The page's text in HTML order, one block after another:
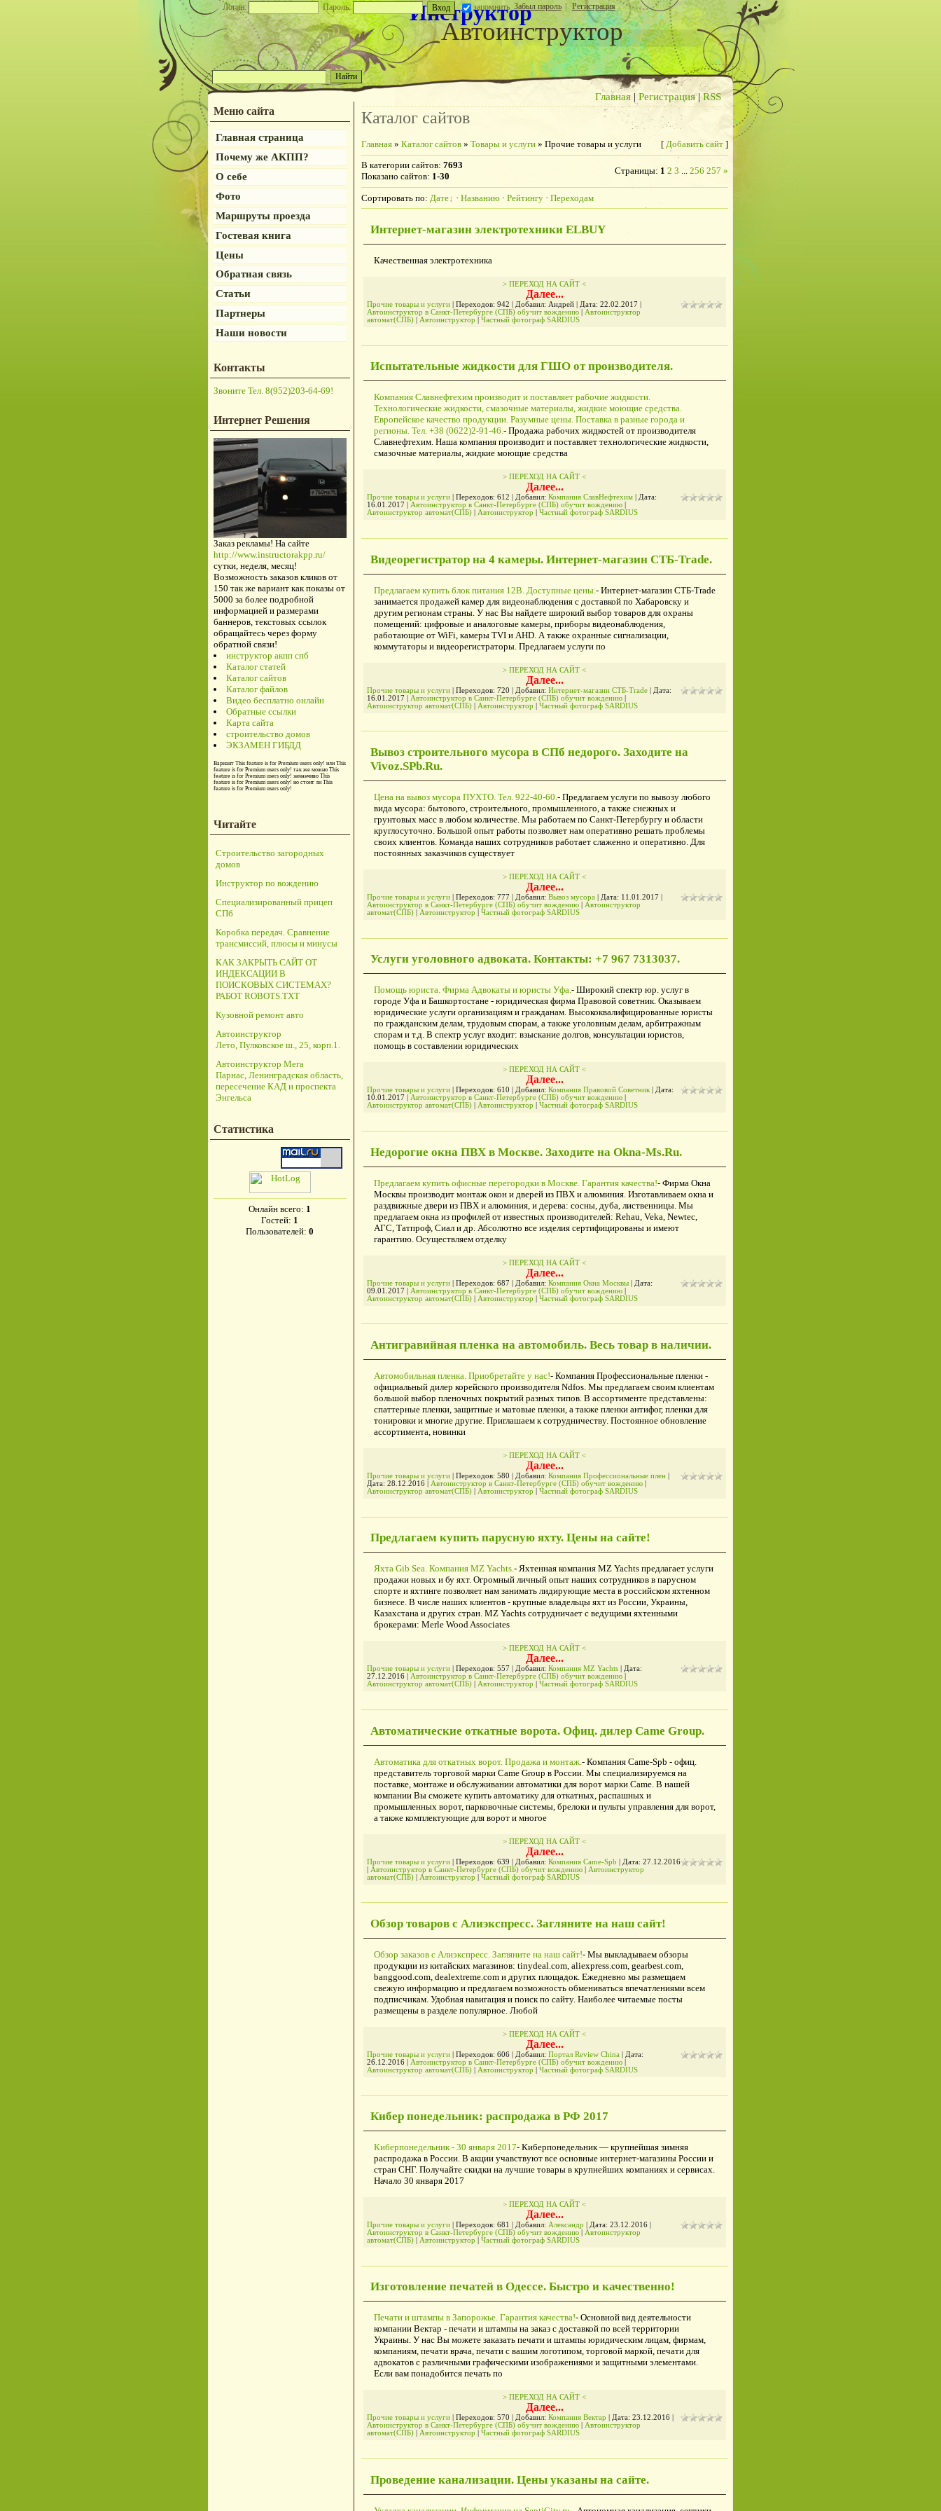
Логин: Пароль: запомнить Забыл пароль | Регистрация
Автоинструктор
Инструктор
Главная| Регистрация|RSS
Меню сайта
Главная страница
Почему же АКПП?
О себе
Фото
Маршруты проезда
Гостевая книга
Цены
Обратная связь
Статьи
Партнеры
Наши новости
Контакты
Звоните Тел. 8(952)203-64-69!
Интернет Решения
Заказ рекламы! На сайте
http://www.instructorakpp.ru/
сутки, неделя, месяц!
Возможность заказов кликов от
150 так же вариант как показы от
5000 за более подробной
информацией и размерами
баннеров, текстовых ссылок
обращайтесь через форму
обратной связи!
инструктор акпп спб
Каталог статей
Каталог сайтов
Каталог файлов
Видео бесплатно онлайн
Обратные ссылки
Карта сайта
строительство домов
ЭКЗАМЕН ГИБДД
Вариант This feature is for Premium users only! или This
feature is for Premium users only! так же можно This
feature is for Premium users only! заманчиво This
feature is for Premium users only! но стоит ли This
feature is for Premium users only!
Читайте
Строительство загородных
домов
Инструктор по вождению
Специализированный прицеп
СПб
Коробка передач. Сравнение
трансмиссий, плюсы и минусы
КАК ЗАКРЫТЬ САЙТ ОТ
ИНДЕКСАЦИИ В
ПОИСКОВЫХ СИСТЕМАХ?
РАБОТ ROBOTS.TXT
Кузовной ремонт авто
Автоинструктор
Лето, Пулковское ш., 25, корп.1.
Автоинструктор Мега
Парнас, Ленинградская область,
пересечение КАД и проспекта
Энгельса
Статистика
Онлайн всего: 1
Гостей: 1
Пользователей: 0
Каталог сайтов
Главная» Каталог сайтов» Товары и услуги» Прочие товары и услуги [ Добавить сайт]
В категории сайтов: 7693
Показано сайтов: 1-30
Страницы: 1 2 3 ... 256 257 »
Сортировать по: Дате · Названию· Рейтингу· Переходам
Интернет-магазин электротехники ELBUY
Качественная электротехника
> ПЕРЕХОД НА САЙТ <
Далее...
Прочие товары и услуги| Переходов: 942 | Добавил: Андрей | Дата: 22.02.2017|
Автоинструктор в Санкт-Петербурге (СПБ) обучит вождению|
Автоинструктор
автомат(СПБ)
Автоинструктор Частный фотограф SARDIUS
Испытательные жидкости для ГШО от производителя.
Компания Славнефтехим производит и поставляет рабочие жидкости.
Технологические жидкости, смазочные материалы, жидкие моющие средства.
Европейское качество продукции. Разумные цены. Поставка в разные города и
регионы. Тел. +38 (0622)2-91-46.- Продажа рабочих жидкостей от производителя
Славнефтехим. Наша компания производит и поставляет технологические жидкости,
смазочные материалы, жидкие моющие средства
> ПЕРЕХОД НА САЙТ <
Далее...
Прочие товары и услуги| Переходов: 612 | Добавил: Компания СлавНефтехим| Дата:
16.01.2017| Автоинструктор в Санкт-Петербурге (СПБ) обучит вождению|
Автоинструктор автомат(СПБ)
Автоинструктор Частный фотограф SARDIUS
Видеорегистратор на 4 камеры. Интернет-магазин СТБ-Trade.
Предлагаем купить блок питания 12В. Доступные цены. - Интернет-магазин СТБ-Trade
занимается продажей камер для видеонаблюдения с доставкой по Хабаровску и
другим регионам страны. У нас Вы найдете широкий выбор товаров для охраны
помещений: цифровые и аналоговые камеры, приборы видеонаблюдения,
работающие от WiFi, камеры TVI и AHD. А также охранные сигнализации,
коммутаторы и видеорегистраторы. Предлагаем услуги по
> ПЕРЕХОД НА САЙТ <
Далее...
Прочие товары и услуги| Переходов: 720 | Добавил: Интернет-магазин СТБ-Trade| Дата:
16.01.2017| Автоинструктор в Санкт-Петербурге (СПБ) обучит вождению|
Автоинструктор автомат(СПБ)
Автоинструктор Частный фотограф SARDIUS
Вывоз строительного мусора в СПб недорого. Заходите на
Vivoz.SPb.Ru.
Цена на вывоз мусора ПУХТО. Тел. 922-40-60. - Предлагаем услуги по вывозу любого
вида мусора: бытового, строительного, промышленного, а также снежных и
грунтовых масс в любом количестве. Мы работаем по Санкт-Петербургу и области
круглосуточно. Большой опыт работы позволяет нам оперативно решать проблемы
своих клиентов. Команда наших сотрудников работает слаженно и оперативно. Для
постоянных заказчиков существует
> ПЕРЕХОД НА САЙТ <
Далее...
Прочие товары и услуги| Переходов: 777 | Добавил: Вывоз мусора| Дата: 11.01.2017|
Автоинструктор в Санкт-Петербурге (СПБ) обучит вождению|
Автоинструктор
автомат(СПБ)
Автоинструктор Частный фотограф SARDIUS
Услуги уголовного адвоката. Контакты: +7 967 7313037.
Помощь юриста. Фирма Адвокаты и юристы Уфа.- Широкий спектр юр. услуг в
городе Уфа и Башкортостане - юридическая фирма Правовой советник. Оказываем
юридические услуги организациям и гражданам. Высококвалифицированные юристы
по гражданским делам, трудовым спорам, а также уголовным делам, арбитражным
спорам и т.д. В спектр услуг входит: взыскание долгов, консультации юристов,
помощь в составлении юридических
> ПЕРЕХОД НА САЙТ <
Далее...
Прочие товары и услуги| Переходов: 610 | Добавил: Компания Правовой Советник| Дата:
10.01.2017| Автоинструктор в Санкт-Петербурге (СПБ) обучит вождению|
Автоинструктор автомат(СПБ)
Автоинструктор Частный фотограф SARDIUS
Недорогие окна ПВХ в Москве. Заходите на Okna-Ms.Ru.
Предлагаем купить офисные перегородки в Москве. Гарантия качества!- Фирма Окна
Москвы производит монтаж окон и дверей из ПВХ и алюминия. Изготавливаем окна и
раздвижные двери из ПВХ и алюминия, и дерева: сосны, дуба, лиственницы. Мы
предлагаем окна из профилей от известных производителей: Rehau, Veka, Newtec,
АГС, Татпроф, Сиал и др. Абсолютно все изделия сертифицированы и имеют
гарантию. Осуществляем отделку
> ПЕРЕХОД НА САЙТ <
Далее...
Прочие товары и услуги| Переходов: 687 | Добавил: Компания Окна Москвы| Дата:
09.01.2017| Автоинструктор в Санкт-Петербурге (СПБ) обучит вождению|
Автоинструктор автомат(СПБ)
Автоинструктор Частный фотограф SARDIUS
Антигравийная пленка на автомобиль. Весь товар в наличии.
Автомобильная пленка. Приобретайте у нас!- Компания Профессиональные пленки -
официальный дилер корейского производителя Ndfos. Мы предлагаем своим клиентам
большой выбор пленочных покрытий разных типов. В ассортименте представлены:
спаттерные пленки, защитные и матовые пленки, а также пленки антифог, пленки для
тонировки и многие другие. Приглашаем к сотрудничеству. Постоянное обновление
ассортимента, новинки
> ПЕРЕХОД НА САЙТ <
Далее...
Прочие товары и услуги| Переходов: 580 | Добавил: Компания Профессиональные плен|
Дата: 28.12.2016| Автоинструктор в Санкт-Петербурге (СПБ) обучит вождению|
Автоинструктор автомат(СПБ)
Автоинструктор Частный фотограф SARDIUS
Предлагаем купить парусную яхту. Цены на сайте!
Яхта Gib Sea. Компания MZ Yachts.- Яхтенная компания MZ Yachts предлагает услуги
продажи новых и бу яхт. Огромный личный опыт наших сотрудников в парусном
спорте и яхтинге позволяет нам занимать лидирующие места в российском яхтенном
бизнесе. В числе наших клиентов - крупные владельцы яхт из России, Украины,
Казахстана и других стран. MZ Yachts сотрудничает с ведущими яхтенными
брокерами: Merle Wood Associates
> ПЕРЕХОД НА САЙТ <
Далее...
Прочие товары и услуги| Переходов: 557 | Добавил: Компания MZ Yachts| Дата:
27.12.2016| Автоинструктор в Санкт-Петербурге (СПБ) обучит вождению|
Автоинструктор автомат(СПБ)
Автоинструктор Частный фотограф SARDIUS
Автоматические откатные ворота. Офиц. дилер Came Group.
Автоматика для откатных ворот. Продажа и монтаж. - Компания Came-Spb - офиц.
представитель торговой марки Came Group в России. Мы специализируемся на
поставке, монтаже и обслуживании автоматики для ворот марки Came. В нашей
компании Вы сможете купить автоматику для откатных, распашных и
промышленных ворот, парковочные системы, брелоки и пульты управления для ворот,
а также комплектующие для ворот и многое
> ПЕРЕХОД НА САЙТ <
Далее...
Прочие товары и услуги| Переходов: 639 | Добавил: Компания Came-Spb | Дата: 27.12.2016
Автоинструктор в Санкт-Петербурге (СПБ) обучит вождению|
Автоинструктор
автомат(СПБ)
Автоинструктор Частный фотограф SARDIUS
Обзор товаров с Алиэкспресс. Загляните на наш сайт!
Обзор заказов с Алиэкспресс. Загляните на наш сайт!- Мы выкладываем обзоры
продукции из китайских магазинов: tinydeal.com, aliexpress.com, gearbest.com,
banggood.com, dealextreme.com и других площадок. Ежедневно мы размещаем
свежую информацию и предлагаем возможность обмениваться впечатлениями всем
подписчикам. Удобная навигация и поиск по сайту. Наиболее читаемые посты
размещены в разделе популярное. Любой
> ПЕРЕХОД НА САЙТ <
Далее...
Прочие товары и услуги| Переходов: 606 | Добавил: Портал Review China| Дата:
26.12.2016| Автоинструктор в Санкт-Петербурге (СПБ) обучит вождению|
Автоинструктор автомат(СПБ)
Автоинструктор Частный фотограф SARDIUS
Кибер понедельник: распродажа в РФ 2017
Киберпонедельник - 30 января 2017- Киберпонедельник — крупнейшая зимняя
распродажа в России. В акции учавствуют все основные интернет-магазины России и
стран СНГ. Получайте скидки на лучшие товары в крупнейших компаниях и сервисах.
Начало 30 января 2017
> ПЕРЕХОД НА САЙТ <
Далее...
Прочие товары и услуги| Переходов: 681 | Добавил: Александр | Дата: 23.12.2016|
Автоинструктор в Санкт-Петербурге (СПБ) обучит вождению|
Автоинструктор
автомат(СПБ)
Автоинструктор Частный фотограф SARDIUS
Изготовление печатей в Одессе. Быстро и качественно!
Печати и штампы в Запорожье. Гарантия качества!- Основной вид деятельности
компании Вектар - печати и штампы на заказ с доставкой по всей территории
Украины. У нас Вы можете заказать печати и штампы юридическим лицам, фирмам,
компаниям, печати врача, печати с вашим логотипом, торговой маркой, печати для
адвокатов с различными графическими изображениями и защитными элементами.
Если вам понадобится печать по
> ПЕРЕХОД НА САЙТ <
Далее...
Прочие товары и услуги| Переходов: 570 | Добавил: Компания Вектар | Дата: 23.12.2016|
Автоинструктор в Санкт-Петербурге (СПБ) обучит вождению| Автоинструктор
автомат(СПБ)
Автоинструктор Частный фотограф SARDIUS
Проведение канализации. Цены указаны на сайте.